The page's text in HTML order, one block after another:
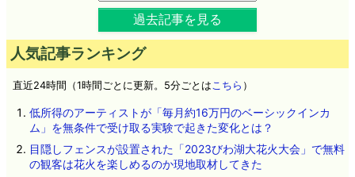
過去記事を見る
人気記事ランキング
直近24時間（1時間ごとに更新。5分ごとは こちら ）
低所得のアーティストが「毎月約16万円のベーシックインカ
ム」を無条件で受け取る実験で起きた変化とは？
目隠しフェンスが設置された「2023びわ湖大花火大会」で無料
の観客は花火を楽しめるのか現地取材してきた